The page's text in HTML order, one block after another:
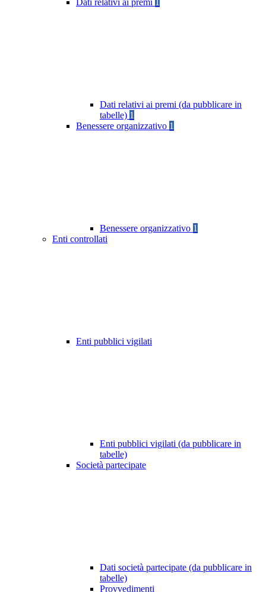
Dati relativi ai premi
Dati relativi ai premi (da pubblicare in
tabelle) 1
Benessere organizzativo 1
Benessere organizzativo 1
Enti controllati
Enti pubblici vigilati
Enti pubblici vigilati (da pubblicare in
tabelle)
Società partecipate
Dati società partecipate (da pubblicare in
tabelle)
Provvedimenti